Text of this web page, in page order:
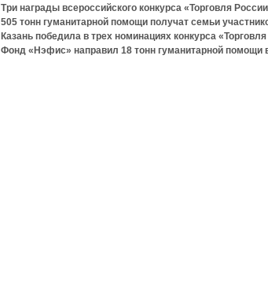
Три награды всероссийского конкурса «Торговля
505 тонн гуманитарной помощи получат семьи
Казань победила в трех номинациях конкурса
Фонд «Нэфис» направил 18 тонн гуманитарной помощи